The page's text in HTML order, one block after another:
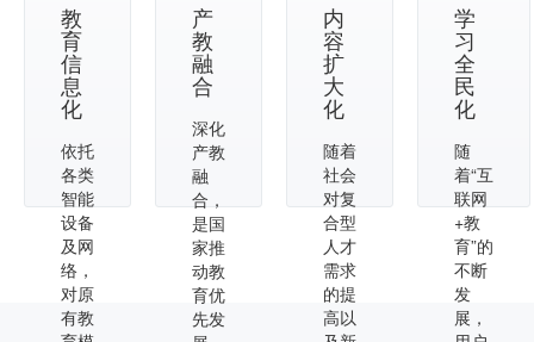
教
育
信
息
化
依托
各类
智能
设备
及网
络，
对原
有教
产
教
融
合
深化
产教
融
合，
是国
家推
动教
育优
先发
内
容
扩
大
化
随着
社会
对复
合型
人才
需求
的提
高以
学
习
全
民
化
随
着“互
联网
+教
育”的
不断
发
展，